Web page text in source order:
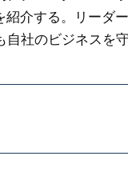
紹介する。リーダ
自社のビジネスを